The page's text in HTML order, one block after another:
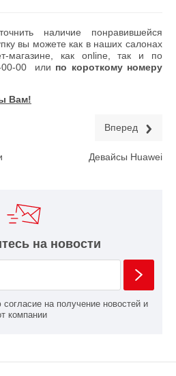
наличие понравившейся
вы можете как в наших салонах
магазине, как online, так и по
00 или по короткому номеру
Вам!
Вперед
Девайсы Huawei
на новости
на получение новостей и
компании